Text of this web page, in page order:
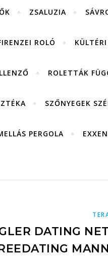
ZSALUZIA
ROLÓ
ROLETTÁK
SZŐNYEGEK
PERGOLA
DATING